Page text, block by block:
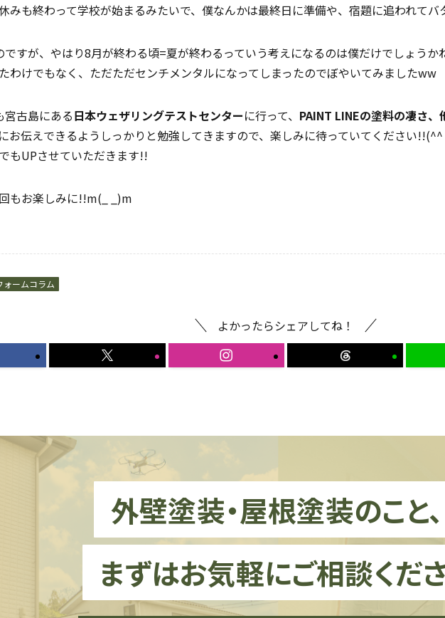
みも終わって学校が始まるみたいで、僕なんかは最終日に準備や、宿題に追われて
ですが、やはり8月が終わる頃=夏が終わるっていう考えになるのは僕だけでしょうか
わけでもなく、ただただセンチメンタルになってしまったのでぼやいてみましたww
古島にある日本ウェザリングテストセンターに行って、 PAINT LINEの塗料の凄さ
お伝えできるようしっかりと勉強してきますので、楽しみに待っていてください
もUPさせていただきます!!
もお楽しみに!!m(_ _)m
ォームコラム
よかったらシェアしてね！
外壁塗装・屋根塗装のこと
まずはお気軽にご相談くだ